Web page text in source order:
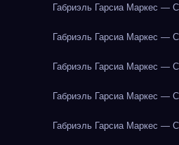
Габриэль Гарсиа Маркес —
Габриэль Гарсиа Маркес —
Габриэль Гарсиа Маркес —
Габриэль Гарсиа Маркес —
Габриэль Гарсиа Маркес —